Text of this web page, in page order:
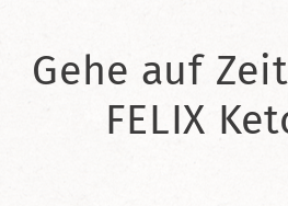
Gehe auf
FELIX